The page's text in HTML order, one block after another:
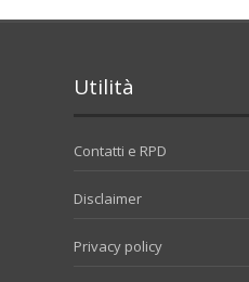
Utilità
Contatti e RPD
Disclaimer
Privacy policy